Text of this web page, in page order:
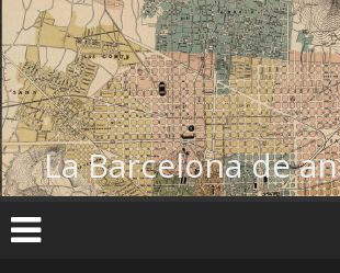
contenido
La Barcelona de